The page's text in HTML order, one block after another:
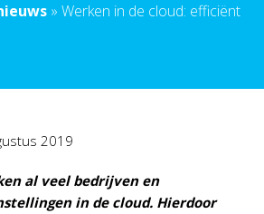
» Werken in de cloud: efficiënt
2019
al veel bedrijven en
in de cloud. Hierdoor